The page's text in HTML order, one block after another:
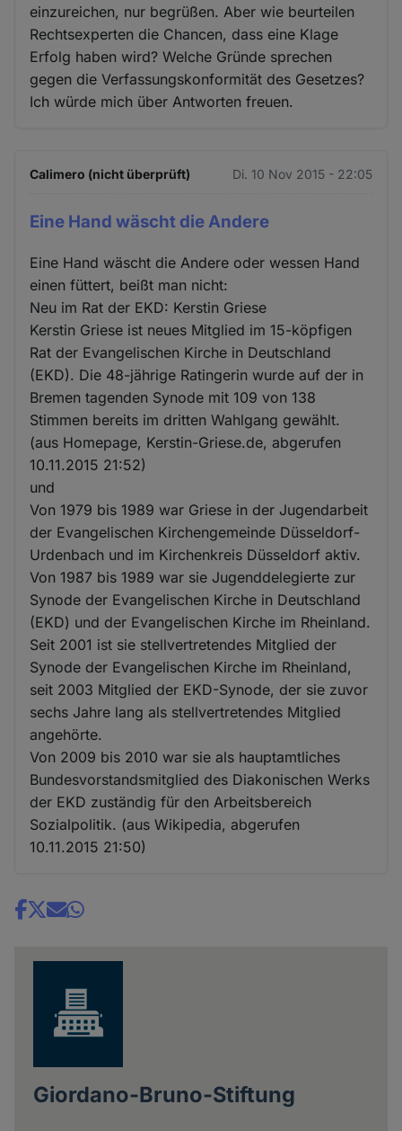
einzureichen, nur begrüßen. Aber wie beurteilen
Rechtsexperten die Chancen, dass eine Klage
Erfolg haben wird? Welche Gründe sprechen
gegen die Verfassungskonformität des Gesetzes?
Ich würde mich über Antworten freuen.
Calimero (nicht überprüft) Di. 10 Nov 2015 - 22:05
Eine Hand wäscht die Andere
Eine Hand wäscht die Andere oder wessen Hand
einen füttert, beißt man nicht:
Neu im Rat der EKD: Kerstin Griese
Kerstin Griese ist neues Mitglied im 15-köpfigen
Rat der Evangelischen Kirche in Deutschland
(EKD). Die 48-jährige Ratingerin wurde auf der in
Bremen tagenden Synode mit 109 von 138
Stimmen bereits im dritten Wahlgang gewählt.
(aus Homepage, Kerstin-Griese.de, abgerufen
10.11.2015 21:52)
und
Von 1979 bis 1989 war Griese in der Jugendarbeit
der Evangelischen Kirchengemeinde Düsseldorf-
Urdenbach und im Kirchenkreis Düsseldorf aktiv.
Von 1987 bis 1989 war sie Jugenddelegierte zur
Synode der Evangelischen Kirche in Deutschland
(EKD) und der Evangelischen Kirche im Rheinland.
Seit 2001 ist sie stellvertretendes Mitglied der
Synode der Evangelischen Kirche im Rheinland,
seit 2003 Mitglied der EKD-Synode, der sie zuvor
sechs Jahre lang als stellvertretendes Mitglied
angehörte.
Von 2009 bis 2010 war sie als hauptamtliches
Bundesvorstandsmitglied des Diakonischen Werks
der EKD zuständig für den Arbeitsbereich
Sozialpolitik. (aus Wikipedia, abgerufen
10.11.2015 21:50)
Share
Giordano-Bruno-Stiftung